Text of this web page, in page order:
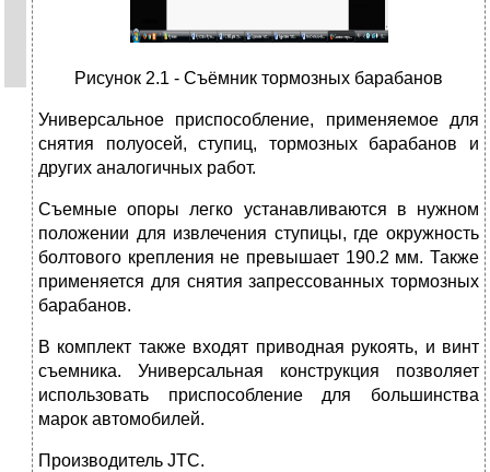
Рисунок 2.1 - Съёмник тормозных барабанов
Универсальное приспособление, применяемое для
снятия полуосей, ступиц, тормозных барабанов и
других аналогичных работ.
Съемные опоры легко устанавливаются в нужном
положении для извлечения ступицы, где окружность
болтового крепления не превышает 190.2 мм. Также
применяется для снятия запрессованных тормозных
барабанов.
В комплект также входят приводная рукоять, и винт
съемника. Универсальная конструкция позволяет
использовать приспособление для большинства
марок автомобилей.
Производитель JTC.